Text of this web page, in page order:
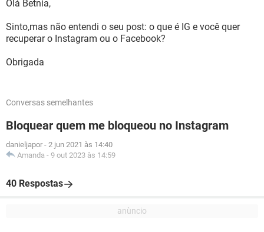
Olá Betnia,
Sinto,mas não entendi o seu post: o que é IG e você quer
recuperar o Instagram ou o Facebook?
Obrigada
Conversas semelhantes
Bloquear quem me bloqueou no Instagram
danieljapor - 2 jun 2021 às 14:40
Amanda - 9 out 2023 às 14:59
40 Respostas